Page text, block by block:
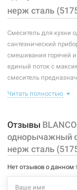
Тип смесителя (крана):
Форма излива:
Тип излива:
Способ монтажа:
нерж сталь
Смеситель для кухни
сантехнический
смешивания горячей
единый поток с
смеситель
элемент в виде
В комплекте идет:
высота до
длина излива:
гибкие шланги
Читать полностью
Отзывы
однорычажный
нерж сталь
Нет отзывов о данном